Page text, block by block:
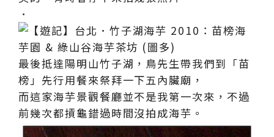
．
最後抵達陽明山竹子湖，鳥先生帶我們到「苗
榜」先行用餐來祭拜一下五內臟廟，
而這家海芋景觀餐廳並不是我第一次來，不過
前幾次都摃龜錯過時間沒拍成海芋。